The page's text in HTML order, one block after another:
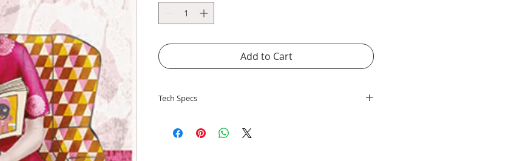
Add to Cart
Tech Specs
envelop nodig.